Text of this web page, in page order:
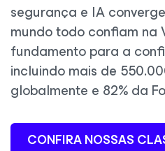
segurança e IA
mundo todo confiam na
fundamento para a
incluindo mais de
globalmente e 82% da
CONFIRA NOSSAS